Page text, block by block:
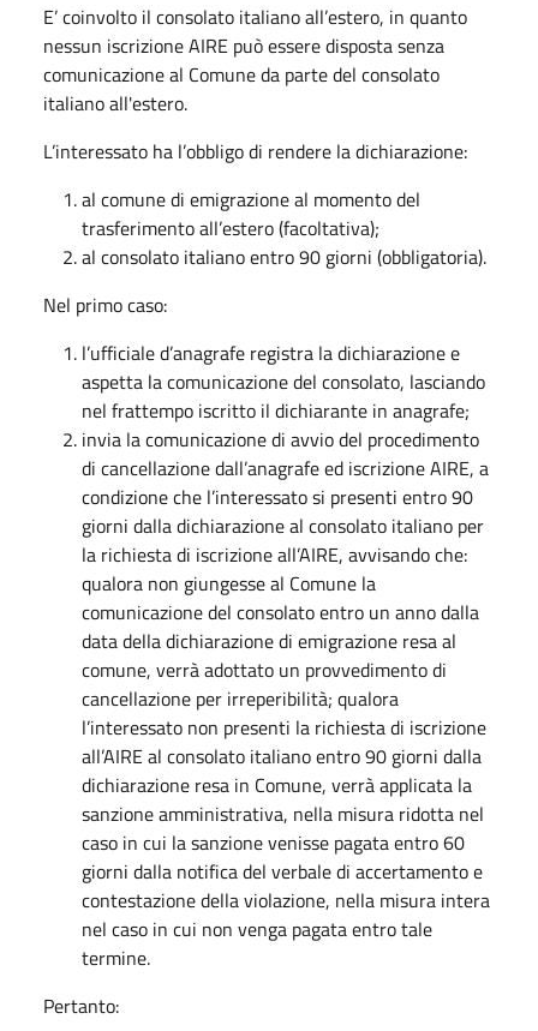
E’ coinvolto il consolato italiano all’estero, in quanto
nessun iscrizione AIRE può essere disposta senza
comunicazione al Comune da parte del consolato
italiano all'estero.
L’interessato ha l’obbligo di rendere la dichiarazione:
al comune di emigrazione al momento del
trasferimento all’estero (facoltativa);
al consolato italiano entro 90 giorni (obbligatoria).
Nel primo caso:
l’ufficiale d’anagrafe registra la dichiarazione e
aspetta la comunicazione del consolato, lasciando
nel frattempo iscritto il dichiarante in anagrafe;
invia la comunicazione di avvio del procedimento
di cancellazione dall’anagrafe ed iscrizione AIRE, a
condizione che l’interessato si presenti entro 90
giorni dalla dichiarazione al consolato italiano per
la richiesta di iscrizione all’AIRE, avvisando che:
qualora non giungesse al Comune la
comunicazione del consolato entro un anno dalla
data della dichiarazione di emigrazione resa al
comune, verrà adottato un provvedimento di
cancellazione per irreperibilità; qualora
l’interessato non presenti la richiesta di iscrizione
all’AIRE al consolato italiano entro 90 giorni dalla
dichiarazione resa in Comune, verrà applicata la
sanzione amministrativa, nella misura ridotta nel
caso in cui la sanzione venisse pagata entro 60
giorni dalla notifica del verbale di accertamento e
contestazione della violazione, nella misura intera
nel caso in cui non venga pagata entro tale
termine.
Pertanto: